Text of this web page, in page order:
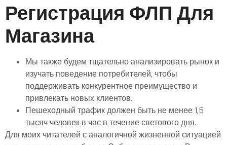
Регистрация ФЛП Для
Магазина
Мы также будем тщательно анализировать рынок и
изучать поведение потребителей, чтобы
поддерживать конкурентное преимущество и
привлекать новых клиентов.
Пешеходный трафик должен быть не менее 1,5
тысяч человек в час в течение светового дня.
Для моих читателей с аналогичной жизненной ситуацией